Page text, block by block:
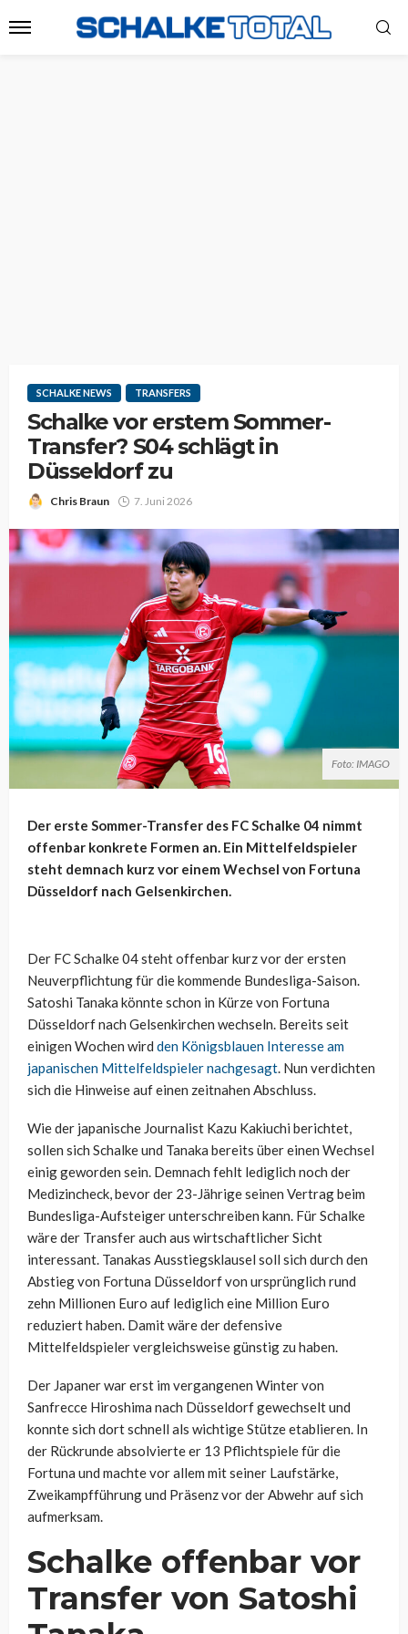
SCHALKE NEWS TRANSFERS
Schalke vor erstem Sommer-
Transfer? S04 schlägt in
Düsseldorf zu
Chris Braun 7. Juni 2026
Foto: IMAGO
Der erste Sommer-Transfer des FC Schalke 04 nimmt
offenbar konkrete Formen an. Ein Mittelfeldspieler
steht demnach kurz vor einem Wechsel von Fortuna
Düsseldorf nach Gelsenkirchen.
Der FC Schalke 04 steht offenbar kurz vor der ersten
Neuverpflichtung für die kommende Bundesliga-Saison.
Satoshi Tanaka könnte schon in Kürze von Fortuna
Düsseldorf nach Gelsenkirchen wechseln. Bereits seit
einigen Wochen wird den Königsblauen Interesse am
japanischen Mittelfeldspieler nachgesagt. Nun verdichten
sich die Hinweise auf einen zeitnahen Abschluss.
Wie der japanische Journalist Kazu Kakiuchi berichtet,
sollen sich Schalke und Tanaka bereits über einen Wechsel
einig geworden sein. Demnach fehlt lediglich noch der
Medizincheck, bevor der 23-Jährige seinen Vertrag beim
Bundesliga-Aufsteiger unterschreiben kann. Für Schalke
wäre der Transfer auch aus wirtschaftlicher Sicht
interessant. Tanakas Ausstiegsklausel soll sich durch den
Abstieg von Fortuna Düsseldorf von ursprünglich rund
zehn Millionen Euro auf lediglich eine Million Euro
reduziert haben. Damit wäre der defensive
Mittelfeldspieler vergleichsweise günstig zu haben.
Der Japaner war erst im vergangenen Winter von
Sanfrecce Hiroshima nach Düsseldorf gewechselt und
konnte sich dort schnell als wichtige Stütze etablieren. In
der Rückrunde absolvierte er 13 Pflichtspiele für die
Fortuna und machte vor allem mit seiner Laufstärke,
Zweikampfführung und Präsenz vor der Abwehr auf sich
aufmerksam.
Schalke offenbar vor
Transfer von Satoshi